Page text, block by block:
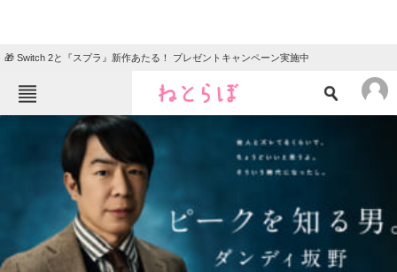
🎁 Switch 2と『スプラ』新作あたる！ プレゼントキャンペーン実施中
ねとらぼメニュー
ニュース
地域
住まい 教育・育児